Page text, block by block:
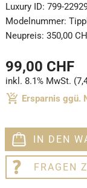
Luxury ID: 799-
Modelnummer:
Neupreis: 350,00
99,00 CHF
inkl. 8.1% MwSt.
Ersparnis ggü.
IN DEN
FRAGEN